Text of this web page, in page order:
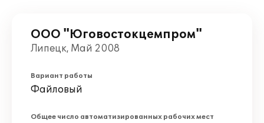
ООО "Юговостокцемпром"
Липецк, Май 2008
Вариант работы
Файловый
Общее число автоматизированных рабочих мест